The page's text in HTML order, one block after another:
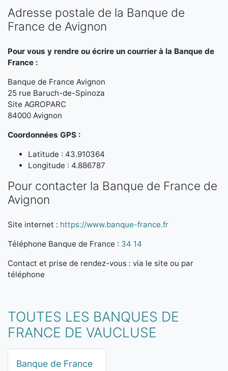
Adresse postale de la Banque de
France de Avignon
Pour vous y rendre ou écrire un courrier à la Banque de
France :
Banque de France Avignon
25 rue Baruch-de-Spinoza
Site AGROPARC
84000 Avignon
Coordonnées GPS :
Latitude : 43.910364
Longitude : 4.886787
Pour contacter la Banque de France de
Avignon
Site internet : https://www.banque-france.fr
Téléphone Banque de France : 34 14
Contact et prise de rendez-vous : via le site ou par
téléphone
TOUTES LES BANQUES DE
FRANCE DE VAUCLUSE
Banque de France